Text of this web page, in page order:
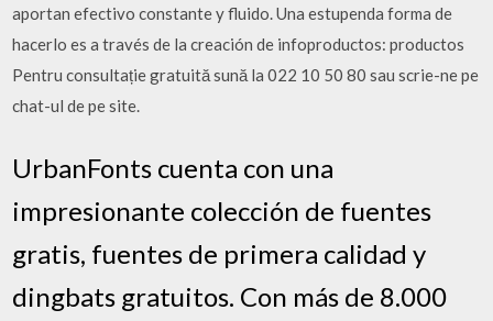
aportan efectivo constante y fluido. Una estupenda forma de
hacerlo es a través de la creación de infoproductos: productos
Pentru consultație gratuită sună la 022 10 50 80 sau scrie-ne pe
chat-ul de pe site.
UrbanFonts cuenta con una
impresionante colección de fuentes
gratis, fuentes de primera calidad y
dingbats gratuitos. Con más de 8.000